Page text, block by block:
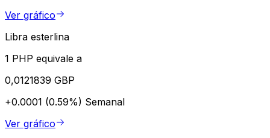
Ver gráfico
Libra esterlina
1 PHP equivale a
0,0121839 GBP
+0.0001 (0.59%) Semanal
Ver gráfico